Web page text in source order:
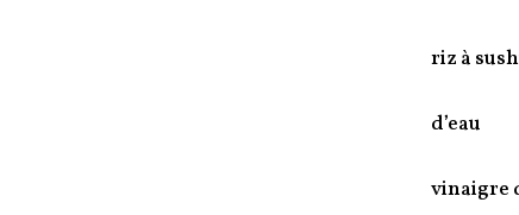
riz à
d’eau
vinaigre